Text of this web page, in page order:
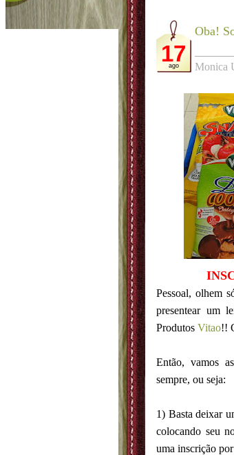
17
ago
Oba!
Monica
Pessoal, olhem
presentear um
Produtos Vitao!!
Então, vamos
sempre, ou seja:
1) Basta deixar
colocando seu
uma inscrição por